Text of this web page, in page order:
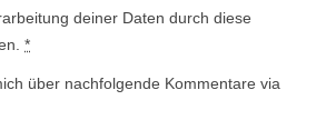
deiner Daten durch diese
*
über nachfolgende Kommentare via